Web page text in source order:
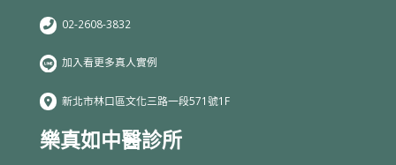
02-2608-3832
加入看更多真人實例
新北市林口區文化三路一段571號1F
樂真如中醫診所